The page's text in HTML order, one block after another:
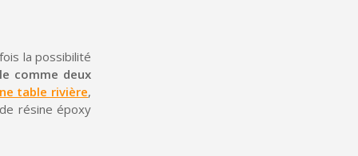
la possibilité
comme deux
table rivière,
résine époxy